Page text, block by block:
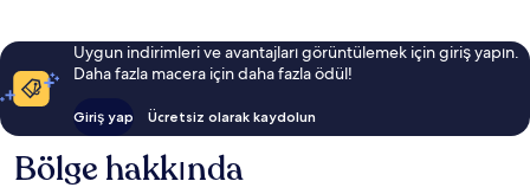
Uygun indirimleri ve avantajları görüntülemek için giriş yapın.
Daha fazla macera için daha fazla ödül!
Giriş yap Ücretsiz olarak kaydolun
Bölge hakkında